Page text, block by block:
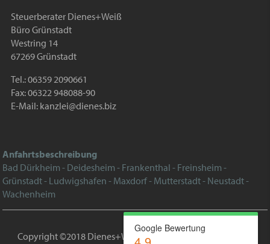
Steuerberater Dienes+Weiß
Büro Grünstadt
Westring 14
67269 Grünstadt
Tel.: 06359 2090661
Fax: 06322 948088-90
E-Mail: kanzlei@dienes.biz
Anfahrtsbeschreibung
Bad Dürkheim - Deidesheim - Frankenthal - Freinsheim -
Grünstadt - Ludwigshafen - Maxdorf - Mutterstadt - Neustadt -
Wachenheim
Copyright ©2018 Dienes+Weiß |Impressum Datenschutz
Google Bewertung